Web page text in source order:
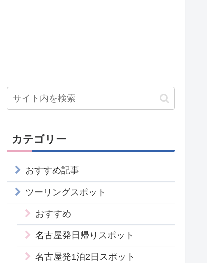
カテゴリー
おすすめ記事
ツーリングスポット
おすすめ
名古屋発日帰りスポット
名古屋発1泊2日スポット